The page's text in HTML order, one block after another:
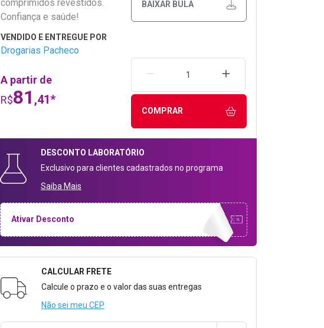
comprimidos revestidos.
Confiança e saúde!
BAIXAR BULA
Drogarias Pacheco
A partir de
R$81 ,41*
REMOVER UMA UNIDADEAUMENTAR UMA
COMPRAR
DESCONTO LABORATÓRIO
Exclusivo para clientes cadastrados no programa
Saiba Mais
Ativar Desconto
Formulário para Calcular o Frete
CALCULAR FRETE
Calcule o prazo e o valor das suas entregas
Não sei meu CEP